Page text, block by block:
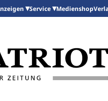
Service Medienshop